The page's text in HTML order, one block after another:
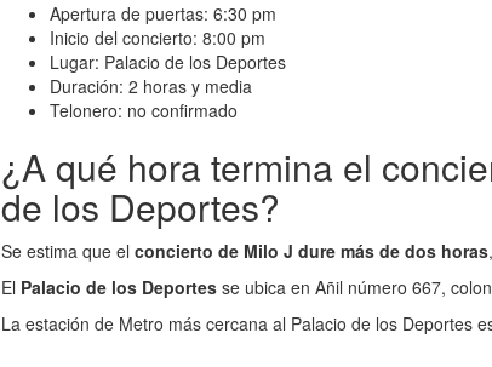
Apertura de puertas: 6:30 pm
Inicio del concierto: 8:00 pm
Lugar: Palacio de los Deportes
Duración: 2 horas y media
Telonero: no confirmado
¿A qué hora termina el
de los Deportes?
Se estima que el concierto de Milo J dure más de dos horas
El Palacio de los Deportes se ubica en Añil número 667,
La estación de Metro más cercana al Palacio de los Deportes